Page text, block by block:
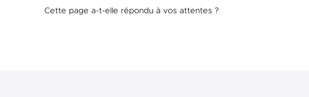
Cette page a-t-elle répondu à vos attentes ?